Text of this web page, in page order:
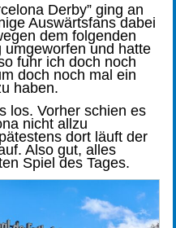
Derby” ging an
Auswärtsfans dabei
dem folgenden
umgeworfen und hatte
fuhr ich doch noch
doch noch mal ein
haben.
los. Vorher schien es
nicht allzu
dort läuft der
Also gut, alles
Spiel des Tages.